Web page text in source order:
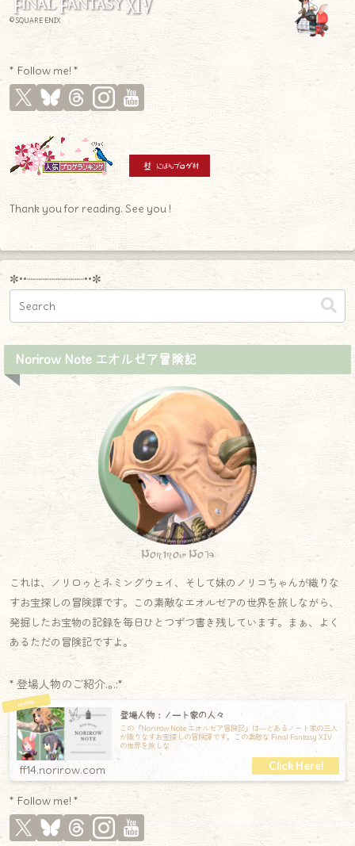
© SQUARE ENIX
* Follow me! *
Thank you for reading. See you !
✼••┈┈┈┈┈┈┈┈┈••✼
Norirow Note エオルゼア冒険記
Norirow Note
これは、ノリロゥとネミングウェイ、そして妹のノリコちゃんが織りな
すお宝探しの冒険譚です。この素敵なエオルゼアの世界を旅しながら、
発掘したお宝物の記録を毎日ひとつずつ書き残しています。まぁ、よく
あるただの冒険記ですよ。
* 登場人物のご紹介.｡.:*
登場人物：ノート家の人々
この『Norirow Note エオルゼア冒険記』は―とあるノート家の三人
が織りなすお宝探しの冒険譚です。この素敵な Final Fantasy XIV
の世界を旅しな
ff14.norirow.com
* Follow me! *